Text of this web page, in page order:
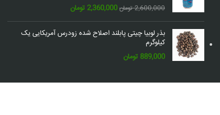
2,600,000 تومان قیمت
اصلی:
2,600,000 تومان
2,360,000 تومانقیمت
فعلی:
2,360,000 تومان.
بذر لوبیا چیتی پابلند اصلاح شده زودرس آمریکایی یک
کیلوگرم
889,000 تومان